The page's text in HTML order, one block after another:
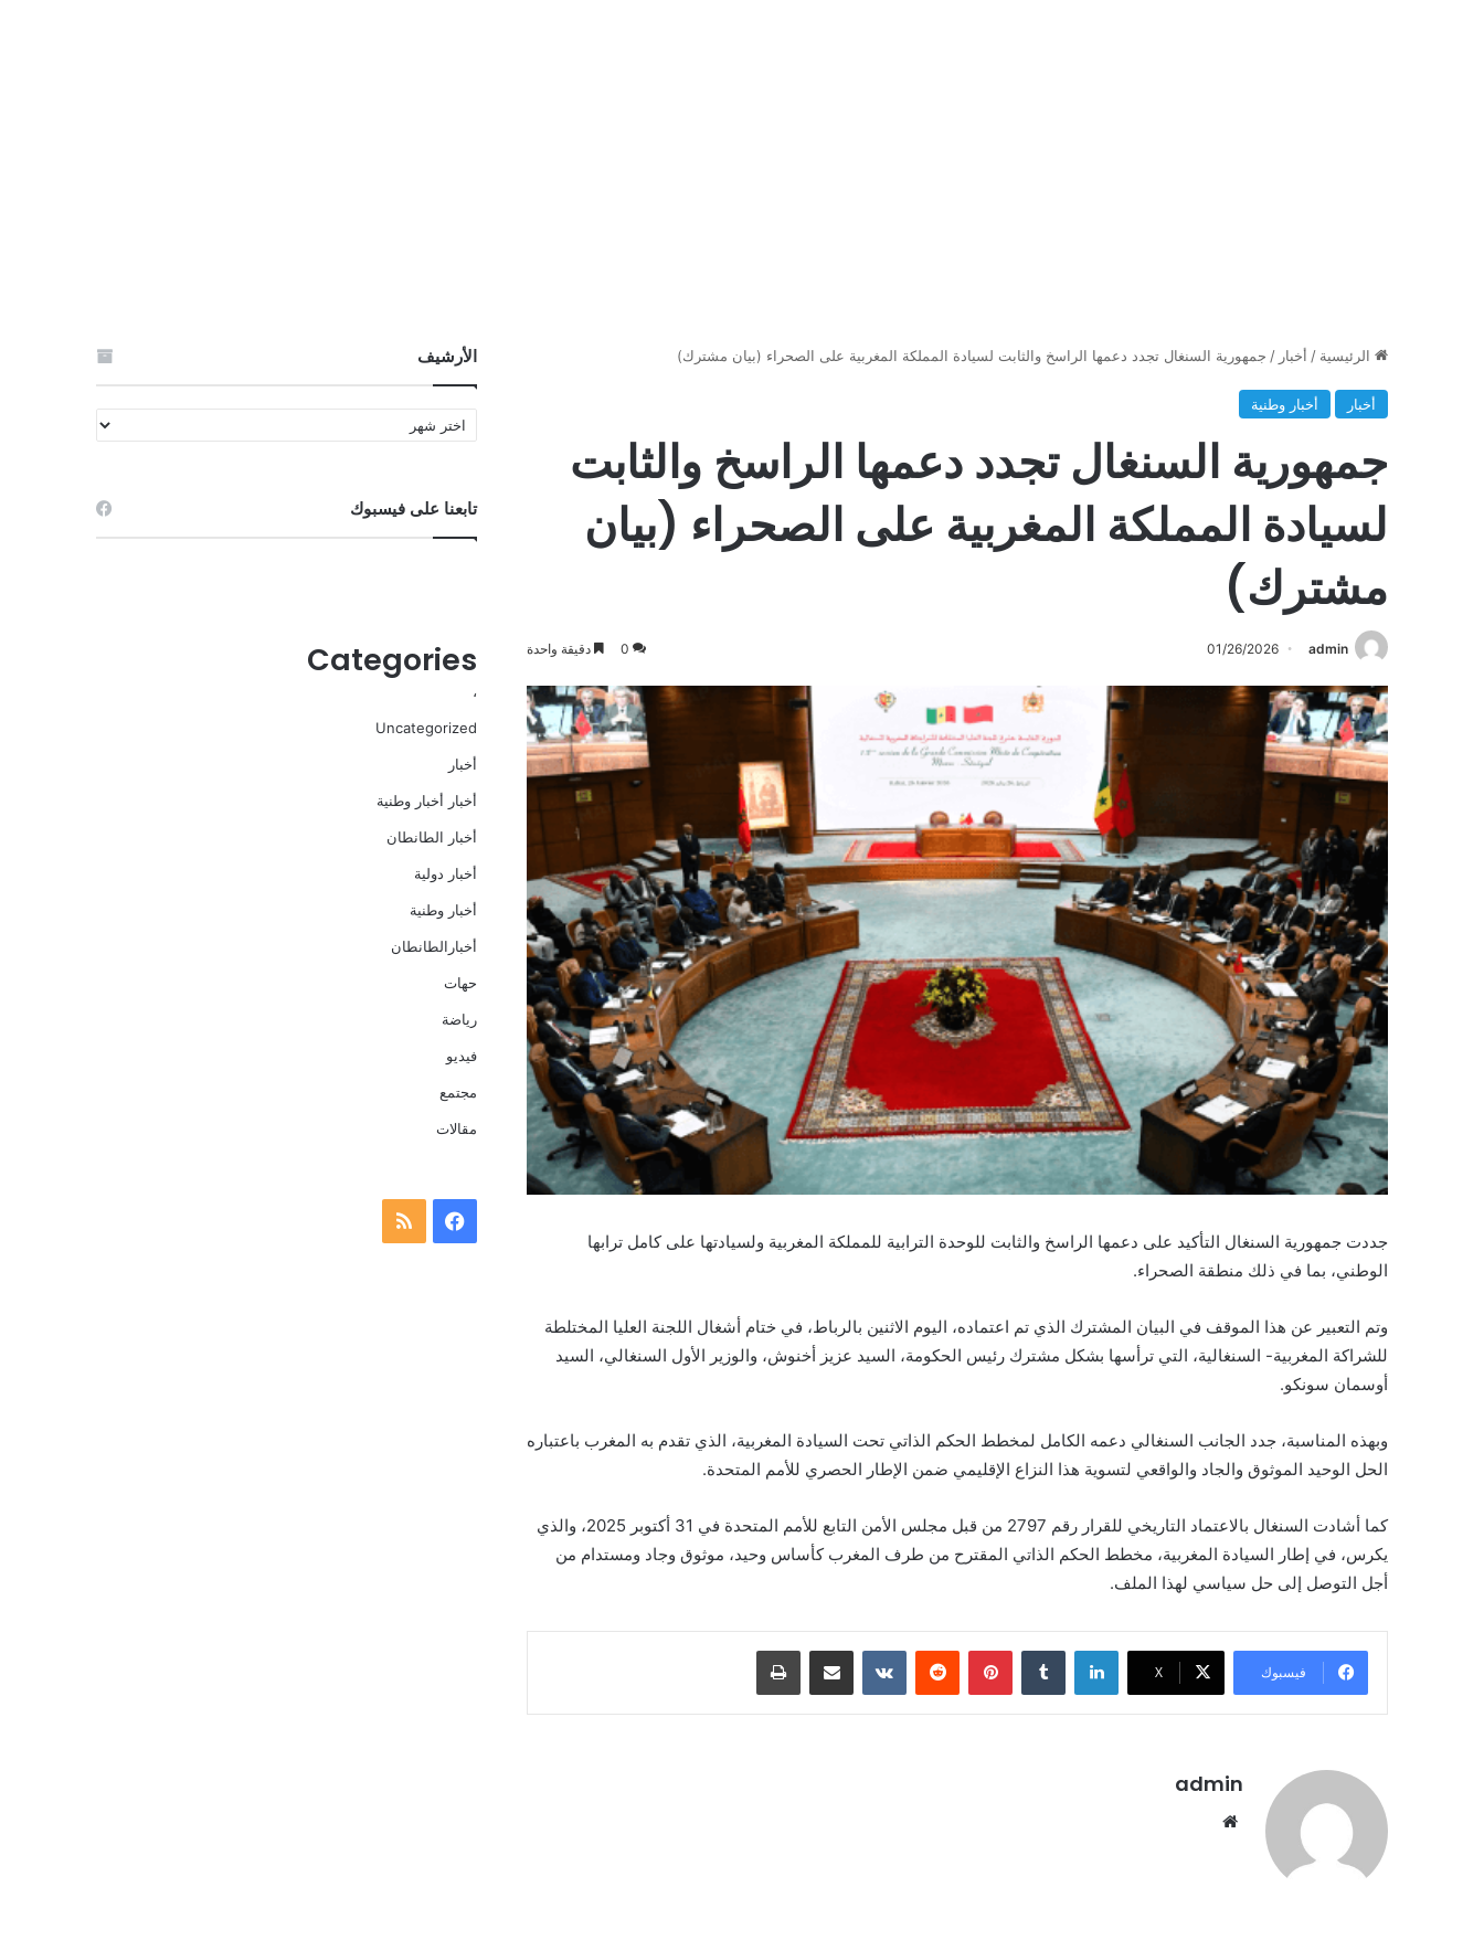
الرئيسية / أخبار / جمهورية السنغال تجدد دعمها الراسخ والثابت لسيادة المملكة المغربية على الصحراء (بيان مشترك)
أخبار أخبار وطنية
جمهورية السنغال تجدد دعمها الراسخ والثابت
لسيادة المملكة المغربية على الصحراء (بيان
مشترك)
admin
01/26/2026
0 دقيقة واحدة
جددت جمهورية السنغال التأكيد على دعمها الراسخ والثابت للوحدة الترابية للمملكة المغربية ولسيادتها على كامل ترابها
الوطني، بما في ذلك منطقة الصحراء.
وتم التعبير عن هذا الموقف في البيان المشترك الذي تم اعتماده، اليوم الاثنين بالرباط، في ختام أشغال اللجنة العليا المختلطة
للشراكة المغربية- السنغالية، التي ترأسها بشكل مشترك رئيس الحكومة، السيد عزيز أخنوش، والوزير الأول السنغالي، السيد
أوسمان سونكو.
وبهذه المناسبة، جدد الجانب السنغالي دعمه الكامل لمخطط الحكم الذاتي تحت السيادة المغربية، الذي تقدم به المغرب باعتباره
الحل الوحيد الموثوق والجاد والواقعي لتسوية هذا النزاع الإقليمي ضمن الإطار الحصري للأمم المتحدة.
كما أشادت السنغال بالاعتماد التاريخي للقرار رقم 2797 من قبل مجلس الأمن التابع للأمم المتحدة في 31 أكتوبر 2025، والذي
يكرس، في إطار السيادة المغربية، مخطط الحكم الذاتي المقترح من طرف المغرب كأساس وحيد، موثوق وجاد ومستدام من
أجل التوصل إلى حل سياسي لهذا الملف.
فيسبوك X
لينكدإن بينتيريست مشاركة عبر البريد طباعة
admin
الأرشيف
الأرشيف
تابعنا على فيسبوك
Categories
،
Uncategorized
أخبار
أخبار أخبار وطنية
أخبار الطانطان
أخبار دولية
أخبار وطنية
أخبارالطانطان
حهات
رياضة
فيديو
مجتمع
مقالات
فيسبوكملخص